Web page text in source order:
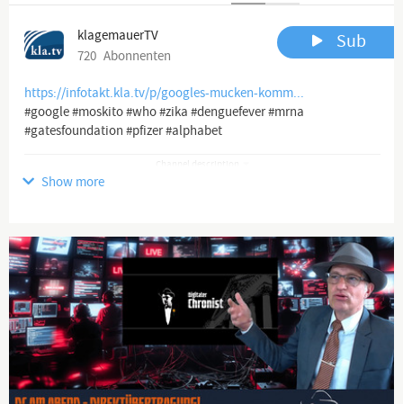
klagemauerTV
720 Abonnenten
Sub
https://infotakt.kla.tv/p/googles-mucken-komm...
#google #moskito #who #zika #denguefever #mrna
#gatesfoundation #pfizer #alphabet
Klagemauer TV entlarvt Verderben bringende Medienlügen und
Lügenmedien!
Die Lüge der Hauptmedien beginnt bei der Vortäuschung ihrer
Vielfalt, obgleich sie sich doch bald weltweit in nur noch einer
Hand befinden. Durch konsequente Unterdrückung von
Gegenstimmen erhalten sie brandgefährliche Lügen aufrecht.
Show more